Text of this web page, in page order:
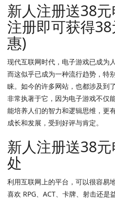
新人注册送38
注册即可获得
惠)
现代互联网时代，电子游戏已成为
而这似乎已成为一种流行趋势，特
睐。如今的许多网站，也都涉及到
非常执著于它，因为电子游戏不仅
能培养人们的智力和逻辑思维，更
成长和发展，受到好评与肯定。
新人注册送38
处
利用互联网上的平台，可以很容易
喜欢 RPG、ACT、卡牌、射击还是